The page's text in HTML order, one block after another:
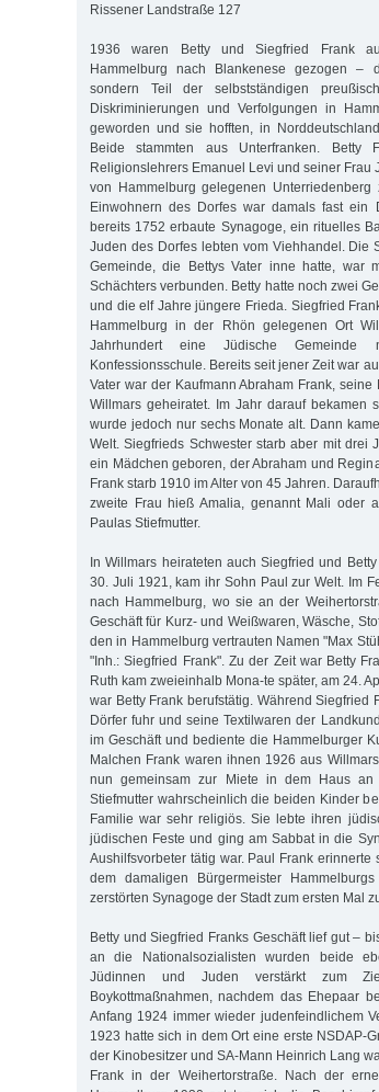
Rissener Landstraße 127
1936 waren Betty und Siegfried Frank
Hammelburg nach Blankenese gezogen –
sondern Teil der selbstständigen
Diskriminierungen und Verfolgungen in
geworden und sie hofften, in
Beide stammten aus Unterfranken.
Religionslehrers Emanuel Levi und seiner Frau
von Hammelburg gelegenen
Einwohnern des Dorfes war damals fast ein
bereits 1752 erbaute Synagoge, ein rituelles
Juden des Dorfes lebten vom Viehhandel. Die
Gemeinde, die Bettys Vater inne hatte, war
Schächters verbunden. Betty hatte noch zwei
und die elf Jahre jüngere Frieda. Siegfried
Hammelburg in der Rhön gelegenen Ort
Jahrhundert eine Jüdische
Konfessionsschule. Bereits seit jener Zeit war
Vater war der Kaufmann Abraham Frank,
Willmars geheiratet. Im Jahr darauf bekamen
wurde jedoch nur sechs Monate alt. Dann
Welt. Siegfrieds Schwester starb aber mit drei
ein Mädchen geboren, der Abraham und
Frank starb 1910 im Alter von 45 Jahren.
zweite Frau hieß Amalia, genannt Mali oder
Paulas Stiefmutter.
In Willmars heirateten auch Siegfried und
30. Juli 1921, kam ihr Sohn Paul zur Welt. Im
nach Hammelburg, wo sie an der
Geschäft für Kurz- und Weißwaren, Wäsche,
den in Hammelburg vertrauten Namen "Max
"Inh.: Siegfried Frank". Zu der Zeit war Betty
Ruth kam zweieinhalb Mona-te später, am 24.
war Betty Frank berufstätig. Während
Dörfer fuhr und seine Textilwaren der
im Geschäft und bediente die Hammelburger
Malchen Frank waren ihnen 1926 aus
nun gemeinsam zur Miete in dem Haus an
Stiefmutter wahrscheinlich die beiden Kinder
Familie war sehr religiös. Sie lebte ihren
jüdischen Feste und ging am Sabbat in die
Aushilfsvorbeter tätig war. Paul Frank
dem damaligen Bürgermeister
zerstörten Synagoge der Stadt zum ersten Mal
Betty und Siegfried Franks Geschäft lief gut –
an die Nationalsozialisten wurden beide
Jüdinnen und Juden verstärkt zum
Boykottmaßnahmen, nachdem das Ehepaar
Anfang 1924 immer wieder judenfeindlichem
1923 hatte sich in dem Ort eine erste NSDAP-
der Kinobesitzer und SA-Mann Heinrich Lang
Frank in der Weihertorstraße. Nach der